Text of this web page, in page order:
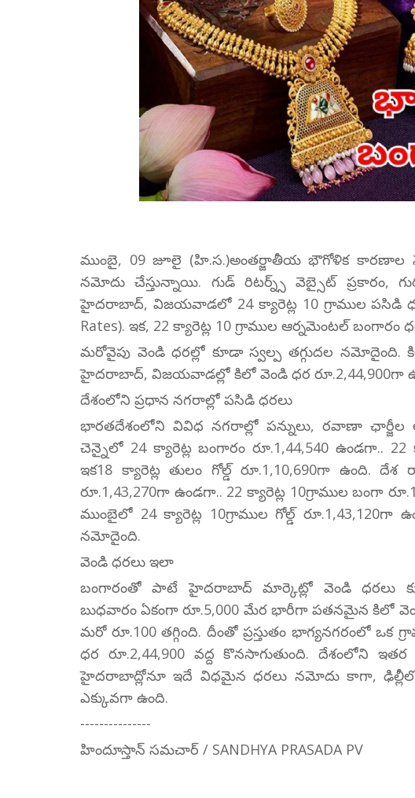
ముంబై, 09 జూలై (హి.స.)అంతర్జాతీయ భౌగోళిక కారణాల
నమోదు చేస్తున్నాయి. గుడ్ రిటర్న్స్ వెబ్సైట్ ప్రకారం,
హైదరాబాద్, విజయవాడలో 24 క్యారెట్ల 10 గ్రాముల పసిడి ధర
Rates). ఇక, 22 క్యారెట్ల 10 గ్రాముల ఆర్నమెంటల్ బంగారం
మరోవైపు వెండి ధరల్లో కూడా స్వల్ప తగ్గుదల నమోదైంది.
హైదరాబాద్, విజయవాడల్లో కిలో వెండి ధర రూ.2,44,900గా
దేశంలోని ప్రధాన నగరాల్లో పసిడి ధరలు
భారతదేశంలోని వివిధ నగరాల్లో పన్నులు, రవాణా ఛార్జీల
చెన్నైలో 24 క్యారెట్ల బంగారం రూ.1,44,540 ఉండగా..
ఇక18 క్యారెట్ల తులం గోల్డ్ రూ.1,10,690గా ఉంది.
రూ.1,43,270గా ఉండగా.. 22 క్యారెట్ల 10గ్రాముల బంగా
ముంబైలో 24 క్యారెట్ల 10గ్రాముల గోల్డ్ రూ.1,43,120గా
నమోదైంది.
వెండి ధరలు ఇలా
బంగారంతో పాటే హైదరాబాద్ మార్కెట్లో వెండి ధరలు
బుధవారం ఏకంగా రూ.5,000 మేర భారీగా పతనమైన కిలో
మరో రూ.100 తగ్గింది. దీంతో ప్రస్తుతం భాగ్యనగరంలో ఒక
ధర రూ.2,44,900 వద్ద కొనసాగుతుంది. దేశంలోని
హైదరాబాద్లోనూ ఇదే విధమైన ధరలు నమోదు కాగా, ఢిల్లీలో
ఎక్కువగా ఉంది.
---------------
హిందూస్తాన్ సమచార్ / SANDHYA PRASADA PV